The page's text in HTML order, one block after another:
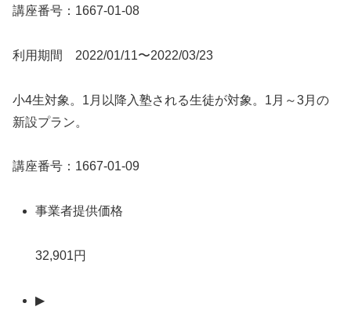
講座番号：1667-01-08
利用期間 2022/01/11〜2022/03/23
小4生対象。1月以降入塾される生徒が対象。1月～3月の
新設プラン。
講座番号：1667-01-09
事業者提供価格
32,901円
▶